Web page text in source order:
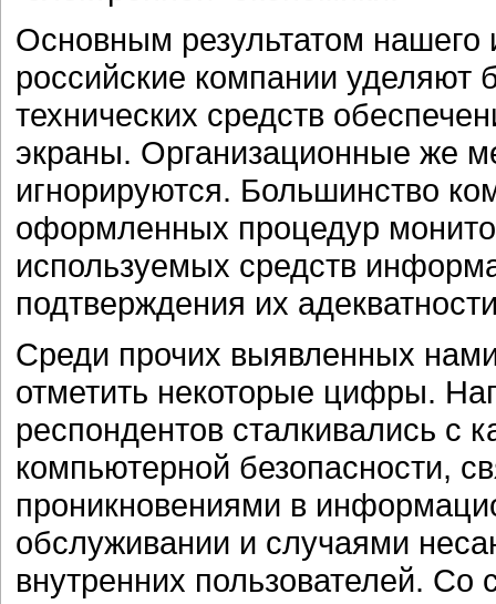
Основным результатом нашего
российские компании
технических средств
экраны. Организационные же
игнорируются. Большинство
оформленных процедур
используемых средств
подтверждения их
Среди прочих выявленных
отметить некоторые цифры.
респондентов сталкивались с
компьютерной безопасности,
проникновениями в
обслуживании и случаями
внутренних пользователей.